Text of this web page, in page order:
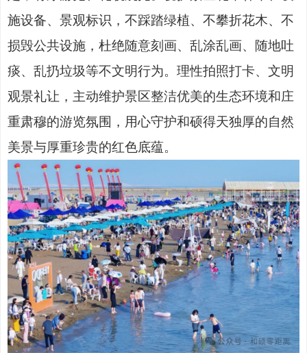
施设备、景观标识，不踩踏绿植、不攀折花木、不
损毁公共设施，杜绝随意刻画、乱涂乱画、随地吐
痰、乱扔垃圾等不文明行为。理性拍照打卡、文明
观景礼让，主动维护景区整洁优美的生态环境和庄
重肃穆的游览氛围，用心守护和硕得天独厚的自然
美景与厚重珍贵的红色底蕴。